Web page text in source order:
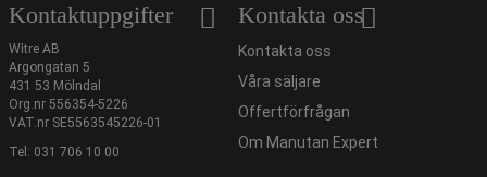
Kontaktuppgifter
Witre AB
Argongatan 5
431 53 Mölndal
Org.nr 556354-5226
VAT.nr SE5563545226-01
Tel: 031 706 10 00
Kontakta oss
Kontakta oss
Våra säljare
Offertförfrågan
Om Manutan Expert